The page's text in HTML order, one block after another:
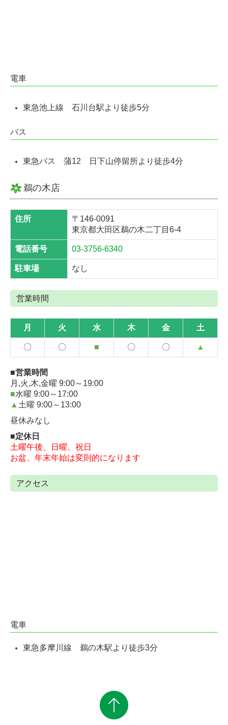
電車
東急池上線 石川台駅より徒歩5分
バス
東急バス 蒲12 日下山停留所より徒歩4分
鵜の木店
住所
〒146-0091
東京都大田区鵜の木二丁目6-4
電話番号 03-3756-6340
駐車場 なし
営業時間
月 火 水 木 金 土
〇 〇 ■ 〇 〇 ▲
■営業時間
月,火,木,金曜 9:00～19:00
■水曜 9:00～17:00
▲ 土曜 9:00～13:00
昼休みなし
■定休日
土曜午後、日曜、祝日
お盆、年末年始は変則的になります
アクセス
電車
東急多摩川線 鵜の木駅より徒歩3分